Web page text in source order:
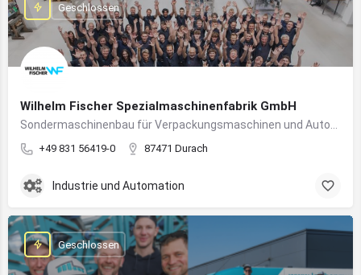
Wilhelm Fischer Spezialmaschinenfabrik GmbH
+49 831 56419-0 87471 Durach
Geschlossen
Industrie und Automation
Geschlossen